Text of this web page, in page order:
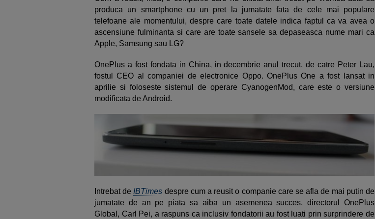
produca un smartphone cu un pret la jumatate fata de cele mai populare
telefoane ale momentului, despre care toate datele indica faptul ca va avea o
ascensiune fulminanta si care are toate sansele sa depaseasca nume mari ca
Apple, Samsung sau LG?
OnePlus a fost fondata in China, in decembrie anul trecut, de catre Peter Lau,
fostul CEO al companiei de electronice Oppo. OnePlus One a fost lansat in
aprilie si foloseste sistemul de operare CyanogenMod, care este o versiune
modificata de Android.
Intrebat de IBTimes despre cum a reusit o companie care se afla de mai putin de
jumatate de an pe piata sa aiba un asemenea succes, directorul OnePlus
Global, Carl Pei, a raspuns ca inclusiv fondatorii au fost luati prin surprindere de